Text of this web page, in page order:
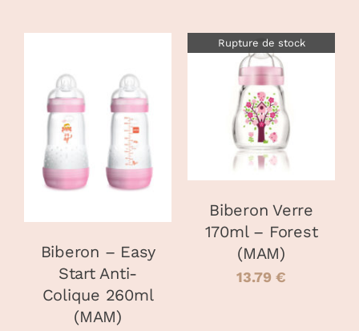
AJOUTER AU
PANIER
DÉTAILS
Biberon – Easy
Start Anti-
Colique 260ml
(MAM)
Rupture de stock
DÉTAILS
Biberon Verre
170ml – Forest
(MAM)
13.79 €